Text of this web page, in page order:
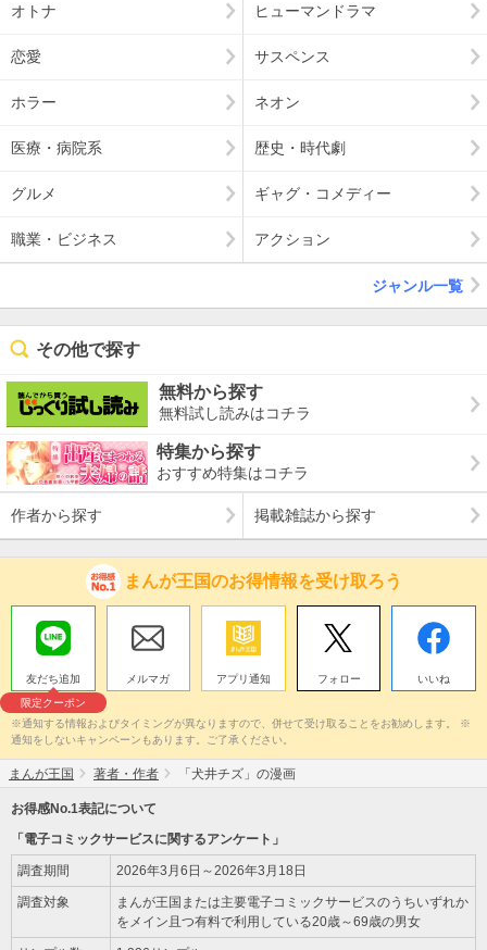
オトナ ヒューマンドラマ
恋愛 サスペンス
ホラー ネオン
医療・病院系 歴史・時代劇
グルメ ギャグ・コメディー
職業・ビジネス アクション
ジャンル一覧
その他で探す
無料から探す
無料試し読みはコチラ
特集から探す
おすすめ特集はコチラ
作者から探す 掲載雑誌から探す
まんが王国のお得情報を受け取ろう
友だち追加
限定クーポン
メルマガ アプリ通知 フォロー いいね
※通知する情報およびタイミングが異なりますので、併せて受け取ることをお勧めします。 ※
通知をしないキャンペーンもあります。ご了承ください。
まんが王国 著者・作者 「犬井チズ」の漫画
お得感No.1表記について
「電子コミックサービスに関するアンケート」
調査期間 2026年3月6日～2026年3月18日
調査対象
まんが王国または主要電子コミックサービスのうちいずれか
をメイン且つ有料で利用している20歳～69歳の男女